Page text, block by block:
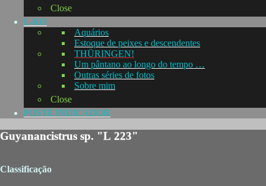
Close
L-KO
Aquários
Estoque de peixes e descendentes
THÜRINGEN!
Um pântano ao longo do tempo …
Outras séries de fotos
Sobre mim
Close
POSTE INDICADOR
Guyanancistrus sp. "L 223"
Classificação